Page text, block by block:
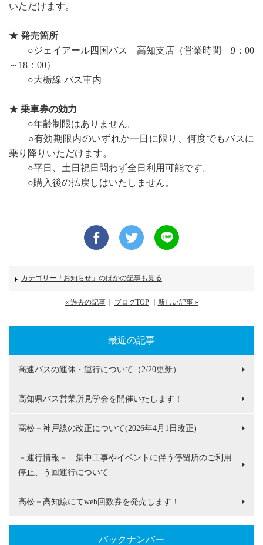
いただけます。
★ 発売箇所
○ジェイアール四国バス 高知支店（営業時間 9：00
～18：00）
○大栃線 バス車内
★ 乗車券の効力
○年齢制限はありません。
○有効期限内のいずれか一日に限り、何度でもバスに
乗り降りいただけます。
○平日、土日祝日問わず全日利用可能です。
○購入後の払戻しはいたしません。
facebook twitter
カテゴリー「お知らせ」のほかの記事も見る
« 過去の記事｜ ブログTOP｜ 新しい記事 »
最近の記事
高速バスの運休・運行について（2/20更新）
高知県バス営業所見学会を開催いたします！
高松－神戸線の改正について(2026年4月1日改正)
－運行情報－ 集中工事やイベントに伴う停留所のご利用
停止、う回運行について
高松－高知線にてweb回数券を発売します！
バックナンバー